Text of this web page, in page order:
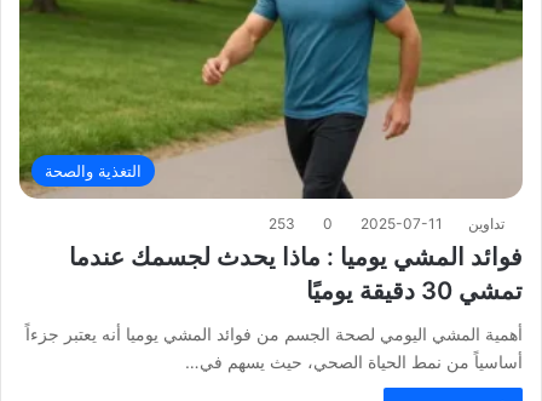
التغذية والصحة
تداوين 2025-07-11
0
253
فوائد المشي يوميا : ماذا يحدث لجسمك عندما
تمشي 30 دقيقة يوميًا
أهمية المشي اليومي لصحة الجسم من فوائد المشي يوميا أنه يعتبر جزءاً
أساسياً من نمط الحياة الصحي، حيث يسهم في…